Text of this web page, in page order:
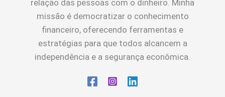
relação das pessoas com o dinheiro. Minha
missão é democratizar o conhecimento
financeiro, oferecendo ferramentas e
estratégias para que todos alcancem a
independência e a segurança econômica.